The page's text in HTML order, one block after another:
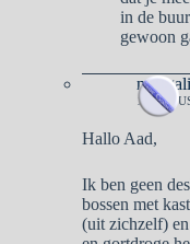
in de
gewoon
18
Hallo Aad,
Ik ben geen
bossen met
(uit zichzelf)